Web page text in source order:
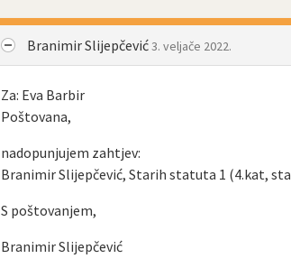
Branimir Slijepčević3. veljače 2022.
Za: Eva Barbir
Poštovana,
nadopunjujem zahtjev:
Branimir Slijepčević, Starih statuta 1 (4.kat,
S poštovanjem,
Branimir Slijepčević